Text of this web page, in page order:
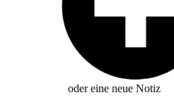
oder eine neue Notiz